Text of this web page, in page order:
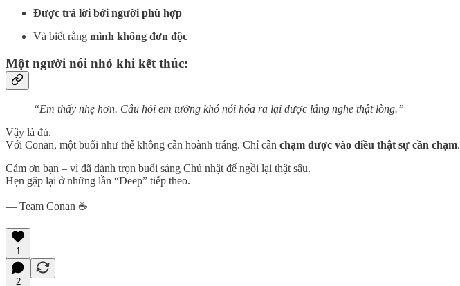
Được trả lời bởi người phù hợp
Và biết rằng mình không đơn độc
Một người nói nhỏ khi kết thúc:
“Em thấy nhẹ hơn. Câu hỏi em tưởng khó nói hóa ra lại được lắng nghe thật lòng.”
Vậy là đủ.
Với Conan, một buổi như thế không cần hoành tráng. Chỉ cần chạm được vào điều thật sự cần chạm.
Cảm ơn bạn – vì đã dành trọn buổi sáng Chủ nhật để ngồi lại thật sâu.
Hẹn gặp lại ở những lần “Deep” tiếp theo.
— Team Conan ☕
1
2